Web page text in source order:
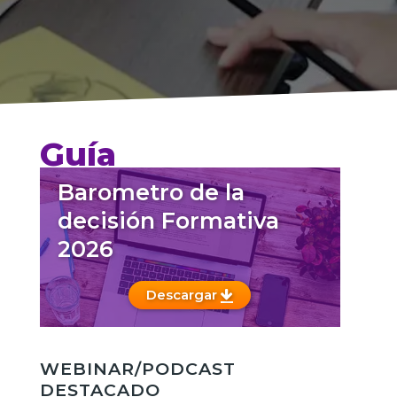
Guía
Barometro de la
decisión Formativa
2026
Descargar
WEBINAR/PODCAST
DESTACADO